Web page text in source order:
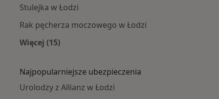
Stulejka w Łodzi
Rak pęcherza moczowego w Łodzi
Więcej (15)
Najpopularniejsze ubezpieczenia
Urolodzy z Allianz w Łodzi